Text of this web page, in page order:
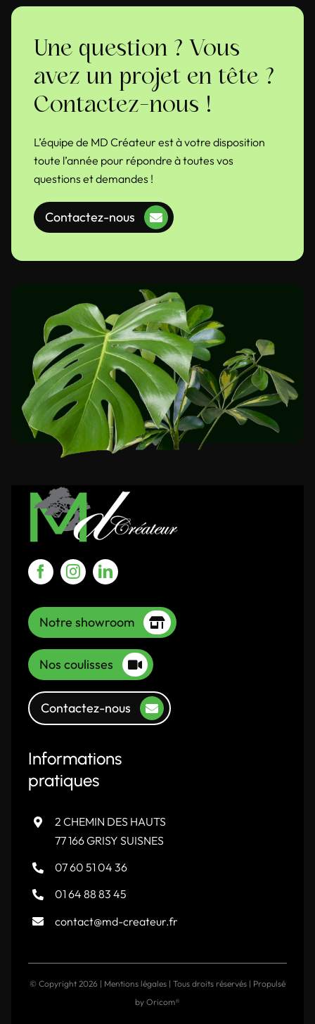
Une question ? Vous
avez un projet en tête ?
Contactez-nous !
L’équipe de MD Créateur est à votre disposition
toute l’année pour répondre à toutes vos
questions et demandes !
Contactez-nous
Notre showroom
Nos coulisses
Contactez-nous
Informations
pratiques
2 CHEMIN DES HAUTS
77 166 GRISY SUISNES
07 60 51 04 36
01 64 88 83 45
contact@md-createur.fr
© Copyright 2026 | Mentions légales | Tous droits réservés | Propulsé
by Oricom®